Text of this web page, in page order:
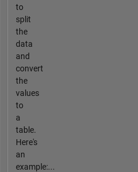
to
split
the
data
and
convert
the
values
to
a
table.
Here's
an
example:...